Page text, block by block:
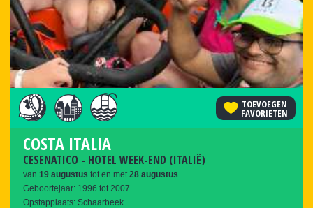
2014
2015
2016
2017
2018
2019
TOEVOEGEN
FAVORIETEN
COSTA ITALIA
CESENATICO - HOTEL WEEK-END (ITALIË)
van 19 augustus tot en met28 augustus
Geboortejaar: 1996 tot 2007
Opstapplaats: Schaarbeek